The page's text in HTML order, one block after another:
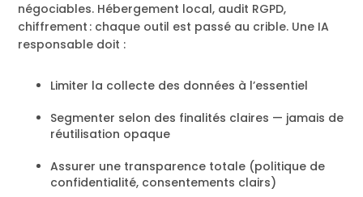
négociables. Hébergement local, audit RGPD,
chiffrement : chaque outil est passé au crible. Une IA
responsable doit :
Limiter la collecte des données à l’essentiel
Segmenter selon des finalités claires — jamais de
réutilisation opaque
Assurer une transparence totale (politique de
confidentialité, consentements clairs)